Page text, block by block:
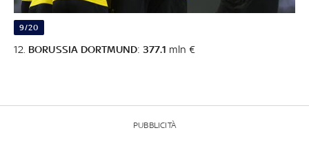
9/20
12. BORUSSIA DORTMUND: 377.1 mln €
PUBBLICITÀ